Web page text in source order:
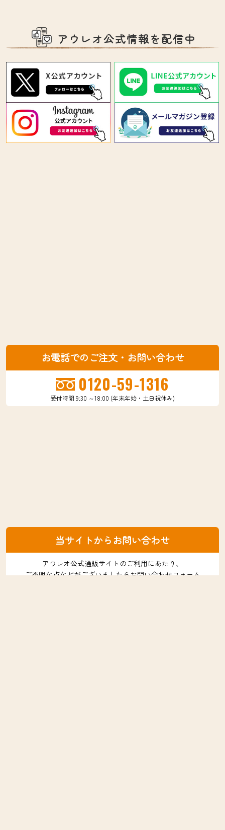
アウレオ公式情報を配信中
お電話でのご注文・お問い合わせ
0120-59-1316
受付時間 9:30 ～18:00 (年末年始・土日祝休み)
当サイトからお問い合わせ
アウレオ公式通販サイトのご利用にあたり、
ご不明な点などがございましたらお問い合わせフォーム